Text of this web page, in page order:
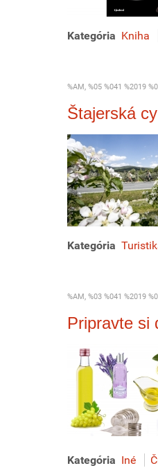
Kategória Kniha
%AM, %05 %041 %2019
Štajerská
Kategória
%AM, %03 %041 %2019
Pripravte si
Kategória Iné